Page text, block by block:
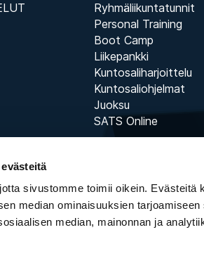
sivustomme toimii oikein. Evästeitä
median ominaisuuksien
median, mainonnan ja
Ryhmäliikuntatunnit
Personal Training
Boot Camp
Liikepankki
Kuntosaliharjoittelu
Kuntosaliohjelmat
Juoksu
SATS Online